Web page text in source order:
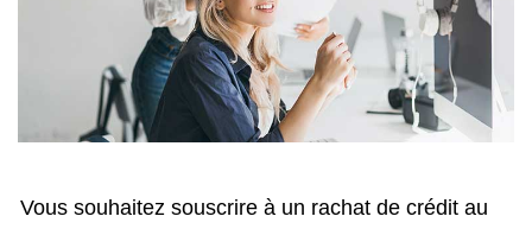
Vous souhaitez souscrire à un rachat de crédit au